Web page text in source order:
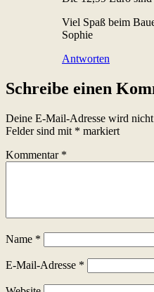
Viel Spaß beim
Sophie
Antworten
Schreibe einen
Deine E-Mail-Adresse wird
Felder sind mit * markiert
Kommentar *
Name *
E-Mail-Adresse *